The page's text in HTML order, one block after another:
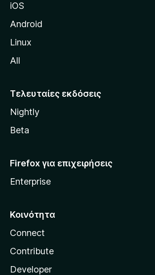
τ
η
o
i
l
a
iOS
Android
Linux
All
Τελευταίες εκδόσεις
Nightly
Beta
Firefox για επιχειρήσεις
Enterprise
Κοινότητα
Connect
Contribute
Developer